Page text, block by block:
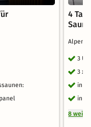
4
3
3 x
inkl.
inkl.
8